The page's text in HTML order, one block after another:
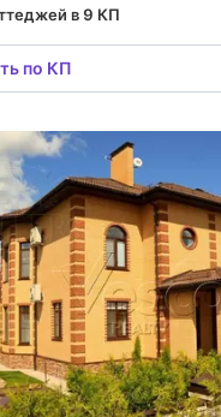
в 9 КП
по КП